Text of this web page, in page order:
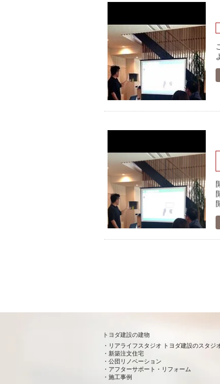
トヨダ建設の建物
リアライフスタジオ トヨダ建設のスタジ
新築注文住宅
公団リノベーション
アフターサポート・リフォーム
施工事例